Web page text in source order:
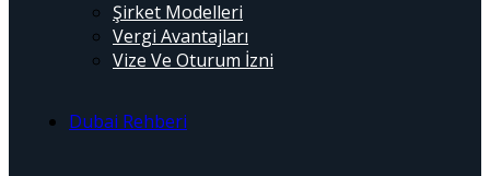
Şirket Modelleri
Vergi Avantajları
Vize Ve Oturum İzni
Dubai Rehberi